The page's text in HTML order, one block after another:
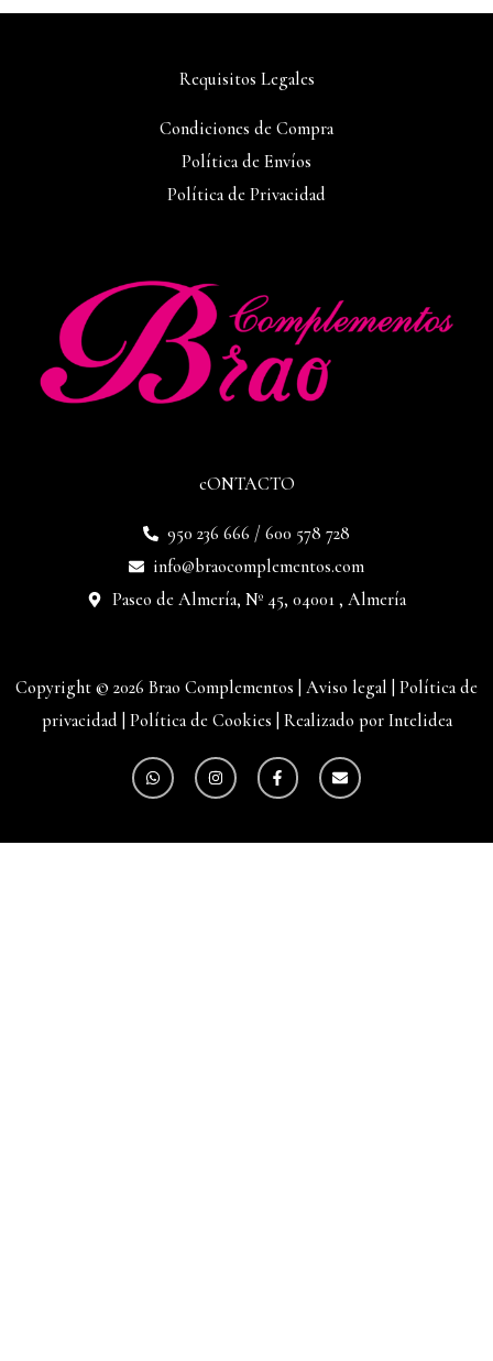
cONTACTO
950 236 666 / 600 578 728
info@braocomplementos.com
Paseo de Almería, Nº 45, 04001 , Almería
Requisitos Legales
Condiciones de Compra
Política de Envíos
Política de Privacidad
Copyright © 2026 Brao Complementos | Aviso legal Política de
privacidad Política de Cookies Realizado por Intelidea
W
h
a
a
I
n
s
g
F
a
c
o
E
n
v
o